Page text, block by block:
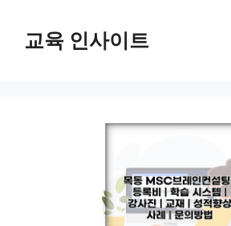
교육 인사이트